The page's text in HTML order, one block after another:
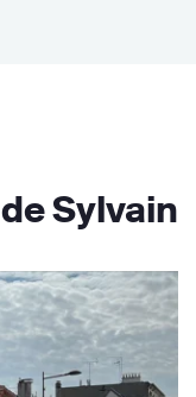
de Sylvain